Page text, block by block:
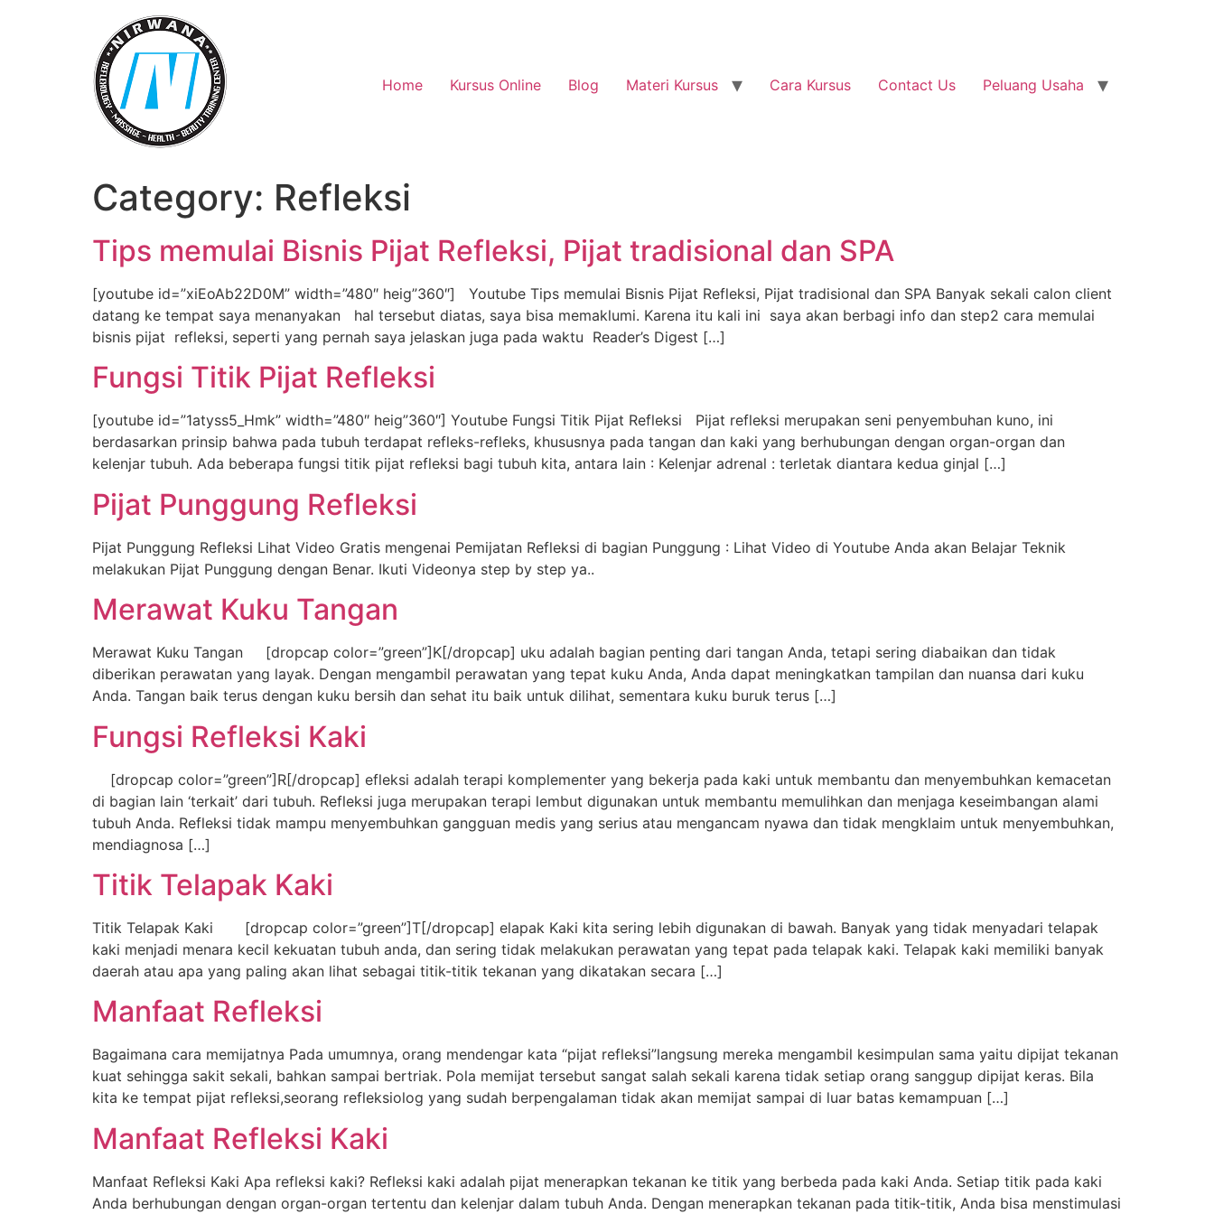
Home
Kursus Online Blog Materi Kursus Cara Kursus Contact Us Peluang Usaha
Category: Refleksi
Tips memulai Bisnis Pijat Refleksi, Pijat tradisional dan SPA
[youtube id=”xiEoAb22D0M” width=”480″ heig”360″] Youtube Tips memulai Bisnis Pijat Refleksi, Pijat tradisional dan SPA Banyak sekali calon client
datang ke tempat saya menanyakan hal tersebut diatas, saya bisa memaklumi. Karena itu kali ini saya akan berbagi info dan step2 cara memulai
bisnis pijat refleksi, seperti yang pernah saya jelaskan juga pada waktu Reader’s Digest […]
Fungsi Titik Pijat Refleksi
[youtube id=”1atyss5_Hmk” width=”480″ heig”360″] Youtube Fungsi Titik Pijat Refleksi Pijat refleksi merupakan seni penyembuhan kuno, ini
berdasarkan prinsip bahwa pada tubuh terdapat refleks-refleks, khususnya pada tangan dan kaki yang berhubungan dengan organ-organ dan
kelenjar tubuh. Ada beberapa fungsi titik pijat refleksi bagi tubuh kita, antara lain : Kelenjar adrenal : terletak diantara kedua ginjal […]
Pijat Punggung Refleksi
Pijat Punggung Refleksi Lihat Video Gratis mengenai Pemijatan Refleksi di bagian Punggung : Lihat Video di Youtube Anda akan Belajar Teknik
melakukan Pijat Punggung dengan Benar. Ikuti Videonya step by step ya..
Merawat Kuku Tangan
Merawat Kuku Tangan [dropcap color=”green”]K[/dropcap] uku adalah bagian penting dari tangan Anda, tetapi sering diabaikan dan tidak
diberikan perawatan yang layak. Dengan mengambil perawatan yang tepat kuku Anda, Anda dapat meningkatkan tampilan dan nuansa dari kuku
Anda. Tangan baik terus dengan kuku bersih dan sehat itu baik untuk dilihat, sementara kuku buruk terus […]
Fungsi Refleksi Kaki
[dropcap color=”green”]R[/dropcap] efleksi adalah terapi komplementer yang bekerja pada kaki untuk membantu dan menyembuhkan kemacetan
di bagian lain ‘terkait’ dari tubuh. Refleksi juga merupakan terapi lembut digunakan untuk membantu memulihkan dan menjaga keseimbangan alami
tubuh Anda. Refleksi tidak mampu menyembuhkan gangguan medis yang serius atau mengancam nyawa dan tidak mengklaim untuk menyembuhkan,
mendiagnosa […]
Titik Telapak Kaki
Titik Telapak Kaki [dropcap color=”green”]T[/dropcap] elapak Kaki kita sering lebih digunakan di bawah. Banyak yang tidak menyadari telapak
kaki menjadi menara kecil kekuatan tubuh anda, dan sering tidak melakukan perawatan yang tepat pada telapak kaki. Telapak kaki memiliki banyak
daerah atau apa yang paling akan lihat sebagai titik-titik tekanan yang dikatakan secara […]
Manfaat Refleksi
Bagaimana cara memijatnya Pada umumnya, orang mendengar kata “pijat refleksi”langsung mereka mengambil kesimpulan sama yaitu dipijat tekanan
kuat sehingga sakit sekali, bahkan sampai bertriak. Pola memijat tersebut sangat salah sekali karena tidak setiap orang sanggup dipijat keras. Bila
kita ke tempat pijat refleksi,seorang refleksiolog yang sudah berpengalaman tidak akan memijat sampai di luar batas kemampuan […]
Manfaat Refleksi Kaki
Manfaat Refleksi Kaki Apa refleksi kaki? Refleksi kaki adalah pijat menerapkan tekanan ke titik yang berbeda pada kaki Anda. Setiap titik pada kaki
Anda berhubungan dengan organ-organ tertentu dan kelenjar dalam tubuh Anda. Dengan menerapkan tekanan pada titik-titik, Anda bisa menstimulasi